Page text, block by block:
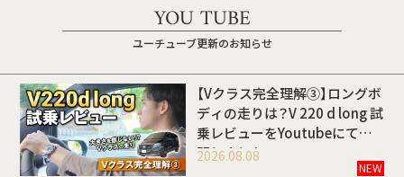
YOU TUBE
ユーチューブ更新のお知らせ
【Vクラス完全理解③】ロングボ
ディの走りは？V 220 d long 試
乗レビューをYoutubeにて公
開しました
2026.08.08
NEW